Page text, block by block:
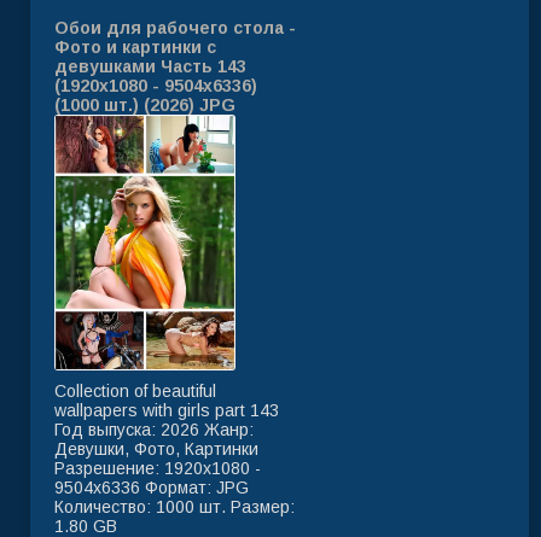
Обои для рабочего стола -
Фото и картинки с
девушками Часть 143
(1920x1080 - 9504x6336)
(1000 шт.) (2026) JPG
Collection of beautiful
wallpapers with girls part 143
Год выпуска: 2026 Жанр:
Девушки, Фото, Картинки
Разрешение: 1920x1080 -
9504x6336 Формат: JPG
Количество: 1000 шт. Размер:
1.80 GB